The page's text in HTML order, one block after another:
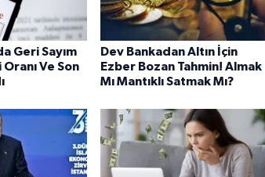
Geri Sayım
Ve Son
Dev Bankadan Altın İçin
Ezber Bozan Tahmin! Almak
Mı Mantıklı Satmak Mı?